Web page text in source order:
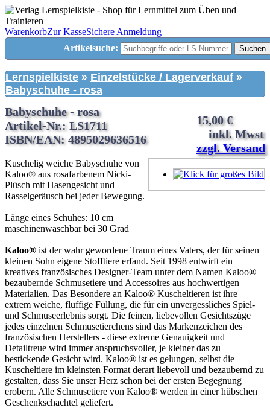
WarenkorbZur KasseSichere Anmeldung
Artikelsuche:
Suchen
Lernspielkiste » Einzelstücke / Lagerverkauf »
Babyschuhe - rosa
15,00 €
inkl. Mwst
zzgl. Versand
Babyschuhe - rosa
Artikel-Nr.: LS1711
ISBN/EAN: 4895029636516
Kuschelig weiche Babyschuhe von
Kaloo® aus rosafarbenem Nicki-
Plüsch mit Hasengesicht und
Rasselgeräusch bei jeder Bewegung.
Länge eines Schuhes: 10 cm
maschinenwaschbar bei 30 Grad
Kaloo® ist der wahr gewordene Traum eines Vaters, der für seinen
kleinen Sohn eigene Stofftiere erfand. Seit 1998 entwirft ein
kreatives französisches Designer-Team unter dem Namen Kaloo®
bezaubernde Schmusetiere und Accessoires aus hochwertigen
Materialien. Das Besondere an Kaloo® Kuscheltieren ist ihre
extrem weiche, fluffige Füllung, die für ein unvergessliches Spiel-
und Schmuseerlebnis sorgt. Die feinen, liebevollen Gesichtszüge
jedes einzelnen Schmusetierchens sind das Markenzeichen des
französischen Herstellers - diese extreme Genauigkeit und
Detailtreue wird immer anspruchsvoller, je kleiner das zu
bestickende Gesicht wird. Kaloo® ist es gelungen, selbst die
Kuscheltiere im kleinsten Format derart liebevoll und bezaubernd zu
gestalten, dass Sie unser Herz schon bei der ersten Begegnung
erobern. Alle Schmusetiere von Kaloo® werden in einer hübschen
Geschenkschachtel geliefert.